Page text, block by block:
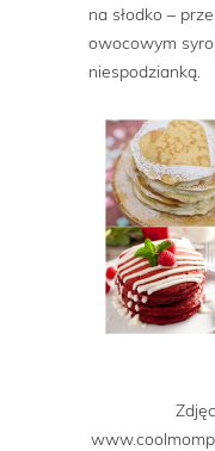
na słodko –
owocowym
niespodzianką.